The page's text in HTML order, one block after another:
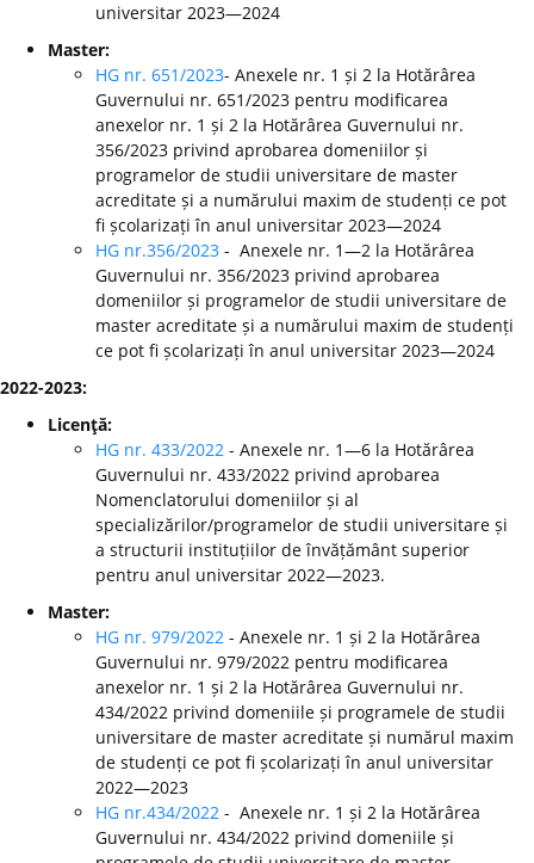
universitar 2023—2024
Master:
HG nr. 651/2023- Anexele nr. 1 și 2 la Hotărârea
Guvernului nr. 651/2023 pentru modificarea
anexelor nr. 1 și 2 la Hotărârea Guvernului nr.
356/2023 privind aprobarea domeniilor și
programelor de studii universitare de master
acreditate și a numărului maxim de studenți ce pot
fi școlarizați în anul universitar 2023—2024
HG nr.356/2023 - Anexele nr. 1—2 la Hotărârea
Guvernului nr. 356/2023 privind aprobarea
domeniilor și programelor de studii universitare de
master acreditate și a numărului maxim de studenți
ce pot fi școlarizați în anul universitar 2023—2024
2022-2023:
Licenţă:
HG nr. 433/2022 - Anexele nr. 1—6 la Hotărârea
Guvernului nr. 433/2022 privind aprobarea
Nomenclatorului domeniilor și al
specializărilor/programelor de studii universitare și
a structurii instituțiilor de învățământ superior
pentru anul universitar 2022—2023.
Master:
HG nr. 979/2022 - Anexele nr. 1 și 2 la Hotărârea
Guvernului nr. 979/2022 pentru modificarea
anexelor nr. 1 și 2 la Hotărârea Guvernului nr.
434/2022 privind domeniile și programele de studii
universitare de master acreditate și numărul maxim
de studenți ce pot fi școlarizați în anul universitar
2022—2023
HG nr.434/2022 - Anexele nr. 1 și 2 la Hotărârea
Guvernului nr. 434/2022 privind domeniile și